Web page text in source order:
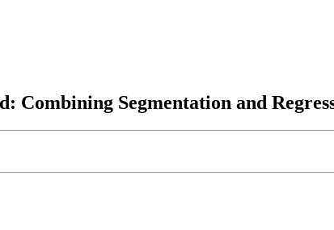
Combining Segmentation and